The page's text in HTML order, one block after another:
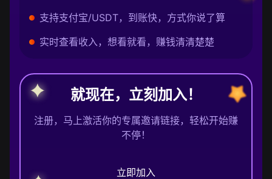
支持支付宝/USDT，到账快，方式你说了算
实时查看收入，想看就看，赚钱清清楚楚
就现在，立刻加入！
注册，马上激活你的专属邀请链接，轻松开始赚
不停！
立即加入